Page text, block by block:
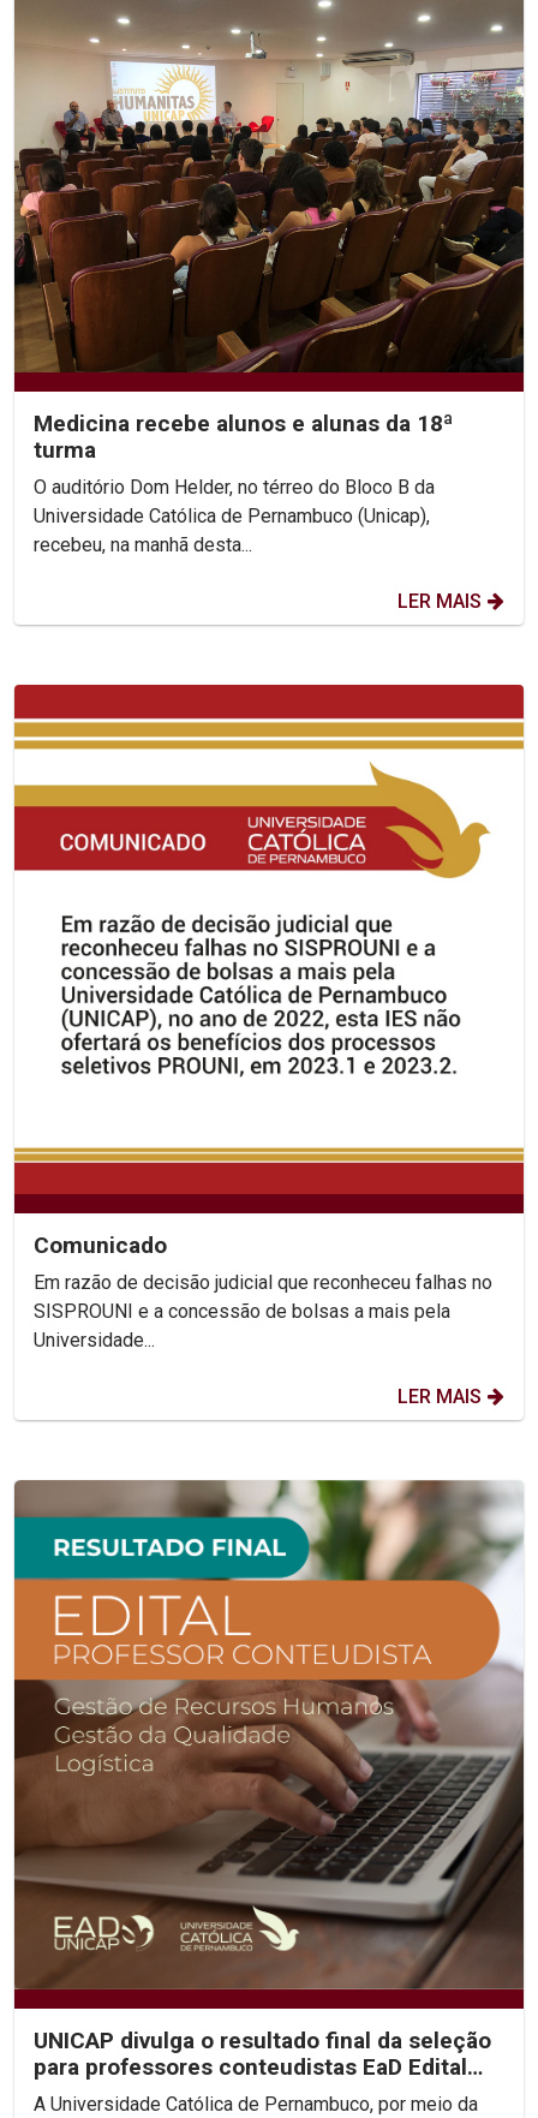
Medicina recebe alunos e alunas da 18ª
turma
O auditório Dom Helder, no térreo do Bloco B da
Universidade Católica de Pernambuco (Unicap),
recebeu, na manhã desta...
LER MAIS
Comunicado
Em razão de decisão judicial que reconheceu falhas no
SISPROUNI e a concessão de bolsas a mais pela
Universidade...
LER MAIS
UNICAP divulga o resultado final da seleção
para professores conteudistas EaD Edital
2023/01
A Universidade Católica de Pernambuco, por meio da